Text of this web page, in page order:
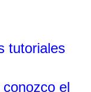
tutoriales
el